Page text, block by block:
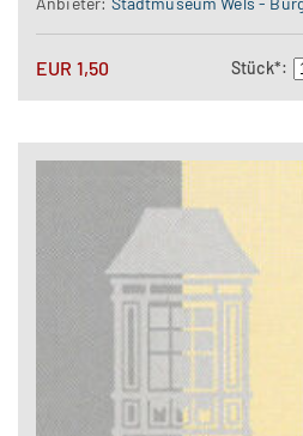
EUR 1,50 Stück*: